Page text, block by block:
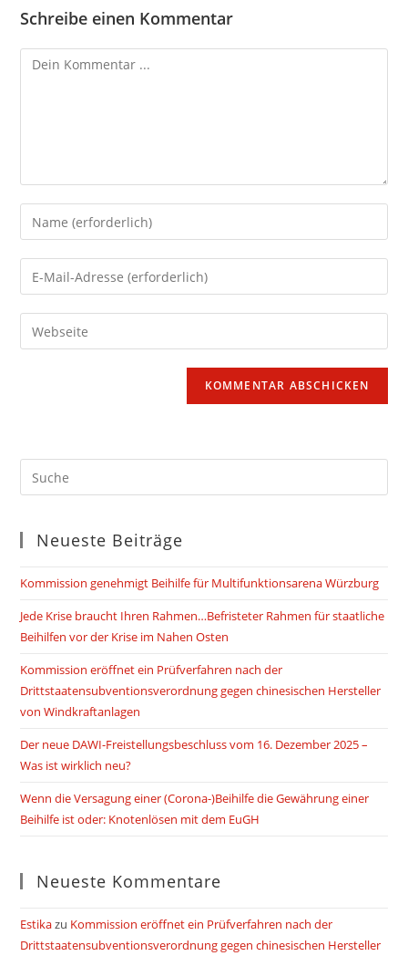
Schreibe einen Kommentar
Kommentieren
Gib
deinen
Namen
oder
zum
Kommentieren
Gib
deine
E-
Mail-
Gib
deine
Neueste Beiträge
Kommission genehmigt Beihilfe für Multifunktionsarena Würzburg
Jede Krise braucht Ihren Rahmen…Befristeter Rahmen für staatliche
Beihilfen vor der Krise im Nahen Osten
Kommission eröffnet ein Prüfverfahren nach der
Drittstaatensubventionsverordnung gegen chinesischen Hersteller
von Windkraftanlagen
Der neue DAWI-Freistellungsbeschluss vom 16. Dezember 2025 –
Was ist wirklich neu?
Wenn die Versagung einer (Corona-)Beihilfe die Gewährung einer
Beihilfe ist oder: Knotenlösen mit dem EuGH
Neueste Kommentare
Estikazu Kommission eröffnet ein Prüfverfahren nach der
Drittstaatensubventionsverordnung gegen chinesischen Hersteller